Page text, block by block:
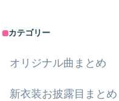
カテゴリー
オリジナル曲まとめ
新衣装お披露目まとめ